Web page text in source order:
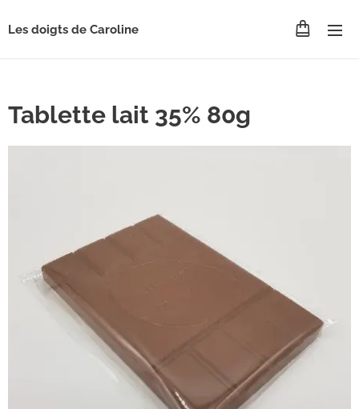
Les doigts de Caroline
Tablette lait 35% 80g